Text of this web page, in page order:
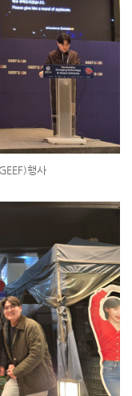
행사